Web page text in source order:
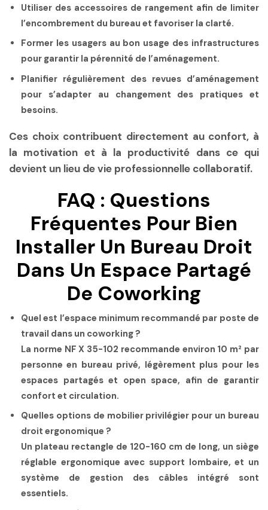
Utiliser des accessoires de rangement afin de limiter
l’encombrement du bureau et favoriser la clarté.
Former les usagers au bon usage des infrastructures
pour garantir la pérennité de l’aménagement.
Planifier régulièrement des revues d’aménagement
pour s’adapter au changement des pratiques et
besoins.
Ces choix contribuent directement au confort, à
la motivation et à la productivité dans ce qui
devient un lieu de vie professionnelle collaboratif.
FAQ : Questions
Fréquentes Pour Bien
Installer Un Bureau Droit
Dans Un Espace Partagé
De Coworking
Quel est l’espace minimum recommandé par poste de
travail dans un coworking ?
La norme NF X 35-102 recommande environ 10 m² par
personne en bureau privé, légèrement plus pour les
espaces partagés et open space, afin de garantir
confort et circulation.
Quelles options de mobilier privilégier pour un bureau
droit ergonomique ?
Un plateau rectangle de 120-160 cm de long, un siège
réglable ergonomique avec support lombaire, et un
système de gestion des câbles intégré sont
essentiels.